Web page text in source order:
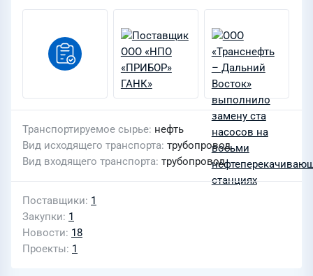
Транспортируемое сырье нефть
Вид исходящего транспорта трубопровод
Вид входящего транспорта трубопровод
Поставщики 1
Закупки 1
Новости 18
Проекты 1